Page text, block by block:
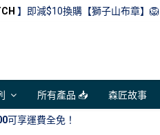
】即減$10換購【獅子山布章】🦁
所有產品 📥 森匠故事
可享運費全免！